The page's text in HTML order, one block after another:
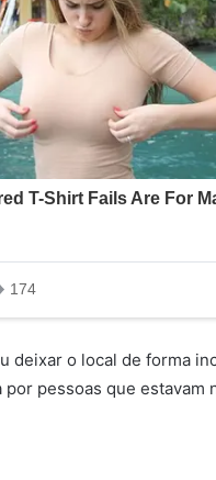
deixar o local de forma
pessoas que estavam